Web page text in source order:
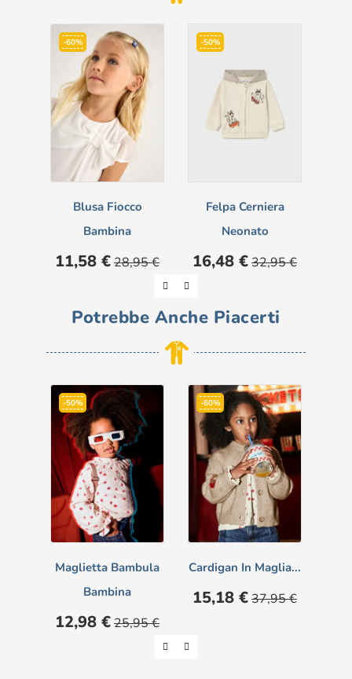
-60%
Blusa Fiocco
Bambina
Prezzo
11,58 € Prezzo
base
28,95 €
-50%
Felpa Cerniera
Neonato
Prezzo
16,48 € Prezzo
base
32,95 €
Potrebbe Anche Piacerti
-50%
Maglietta Bambula
Bambina
Prezzo
12,98 € Prezzo
base
25,95 €
-60%
Cardigan In Maglia...
Prezzo
15,18 € Prezzo
base
37,95 €